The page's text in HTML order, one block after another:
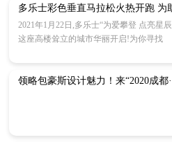
多乐士彩色垂直马拉松火热开跑 为
2021年1月22日,多乐士“为爱攀登 点亮星
这座高楼耸立的城市华丽开启!为你寻找
领略包豪斯设计魅力！来“2020成